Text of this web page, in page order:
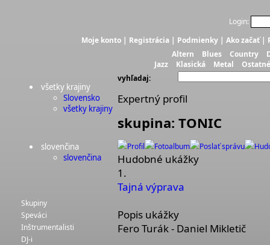
Login:
Moje konto | Registrácia | Podmienky | Ako začať|
Altern
Blues Country
Jazz
Klasická Metal
Ostatné
vyhľadaj:
všetky krajiny
Slovensko
všetky krajiny
slovenčina
slovenčina
Skupiny
Speváci
Inštrumentalisti
DJ-i
Expertný profil
skupina: TONIC
Profil Fotoalbum Poslať správu
Hudobné ukážky
1.
Tajná výprava
Popis ukážky
Fero Turák - Daniel Mikletič